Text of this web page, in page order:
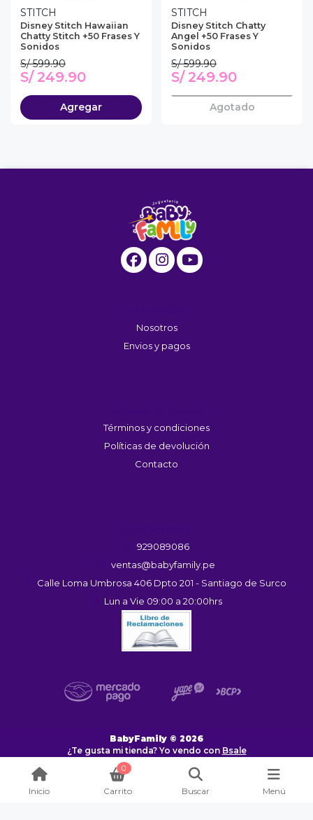
STITCH
Disney Stitch Hawaiian
Chatty Stitch +50 Frases Y
Sonidos
S/ 599.90
S/ 249.90
Agregar
STITCH
Disney Stitch Chatty
Angel +50 Frases Y
Sonidos
S/ 599.90
S/ 249.90
Agotado
Nosotros
Envios y pagos
Términos y condiciones
Políticas de devolución
Contacto
929089086
ventas@babyfamily.pe
Calle Loma Umbrosa 406 Dpto 201 - Santiago de Surco
Lun a Vie 09:00 a 20:00hrs
BabyFamily © 2026
¿Te gusta mi tienda? Yo vendo con Bsale
Inicio
0
Carrito Buscar Menú